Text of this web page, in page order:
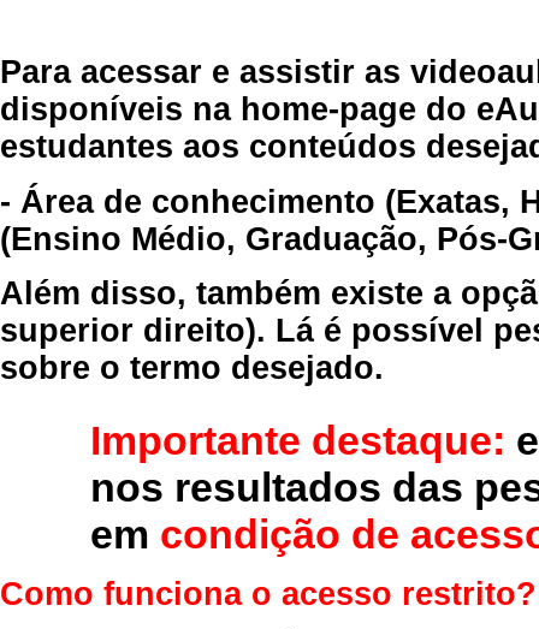
Para acessar e assistir as
disponíveis na home-page do
estudantes aos conteúdos
- Área de conhecimento (Exatas,
(Ensino Médio, Graduação, Pós-
Além disso, também existe a
superior direito). Lá é possível
sobre o termo desejado.
Importante destaque:
nos resultados das
em condição de
Como funciona o acesso restrito?